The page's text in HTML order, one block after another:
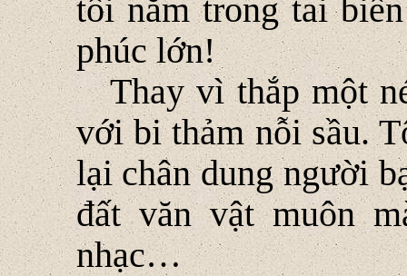
tôi nằm trong tai
phúc lớn!
Thay vì thắp một
với bi thảm nỗi sầu.
lại chân dung người
đất văn vật muôn
nhạc…